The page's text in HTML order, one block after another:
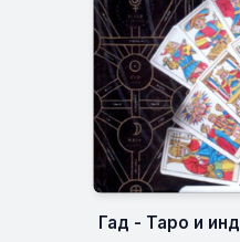
Гад - Таро и